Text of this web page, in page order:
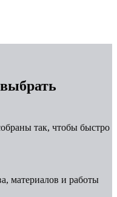
так, чтобы быстро
материалов и работы